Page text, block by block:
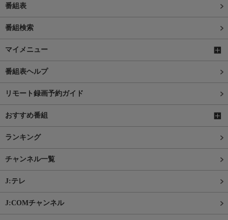
番組表
番組検索
マイメニュー
番組表ヘルプ
リモート録画予約ガイド
おすすめ番組
ランキング
チャンネル一覧
J:テレ
J:COMチャンネル